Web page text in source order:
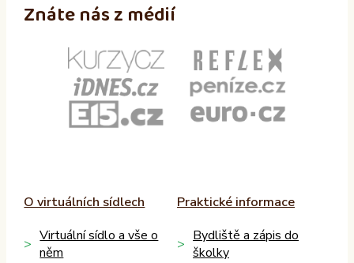
Znáte nás z médií
O virtuálních sídlech
Virtuální sídlo a vše o
něm
Praktické informace
Bydliště a zápis do
školky